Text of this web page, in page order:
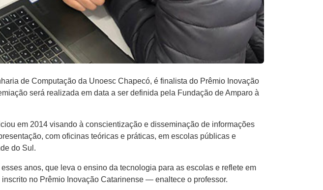
de Computação da Unoesc Chapecó, é finalista do Prêmio Inovação
será realizada em data a ser definida pela Fundação de Amparo à
em 2014 visando à conscientização e disseminação de informações
com oficinas teóricas e práticas, em escolas públicas e
do Sul.
anos, que leva o ensino da tecnologia para as escolas e reflete em
no Prêmio Inovação Catarinense — enaltece o professor.